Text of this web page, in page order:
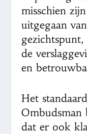
misschien
uitgegaan
de
en
Het
Ombudsman
dat er ook